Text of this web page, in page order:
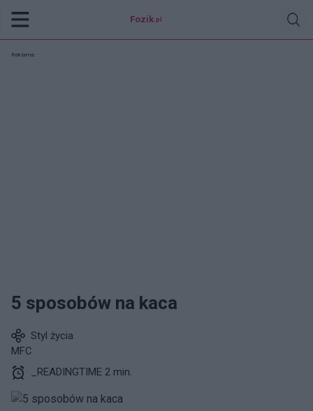
Fozik .pl
Reklama:
5 sposobów na kaca
Styl życia
MFC
_READINGTIME 2 min.